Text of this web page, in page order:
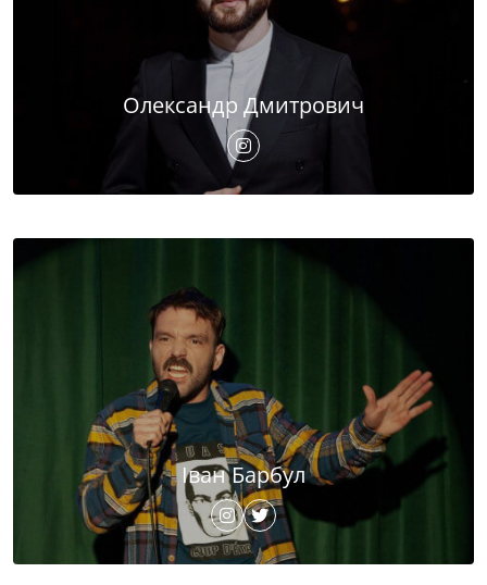
Олександр Дмитрович
Іван Барбул